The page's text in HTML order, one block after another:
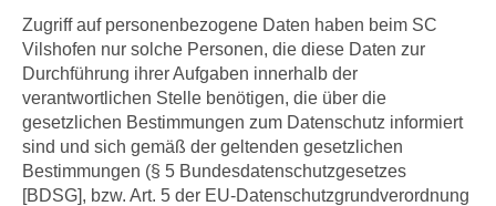
Zugriff auf personenbezogene Daten haben beim SC
Vilshofen nur solche Personen, die diese Daten zur
Durchführung ihrer Aufgaben innerhalb der
verantwortlichen Stelle benötigen, die über die
gesetzlichen Bestimmungen zum Datenschutz informiert
sind und sich gemäß der geltenden gesetzlichen
Bestimmungen (§ 5 Bundesdatenschutzgesetzes
[BDSG], bzw. Art. 5 der EU-Datenschutzgrundverordnung